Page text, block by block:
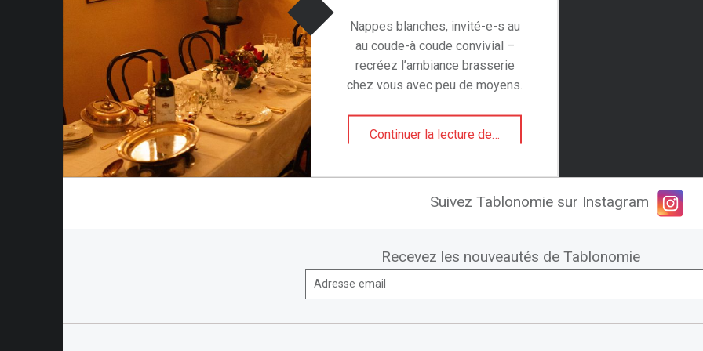
Nappes blanches, invité-e-s au
au coude-à coude convivial –
recréez l’ambiance brasserie
chez vous avec peu de moyens.
Continuer la lecture de…
Suivez Tablonomie sur Instagram
Recevez les nouveautés de Tablonomie